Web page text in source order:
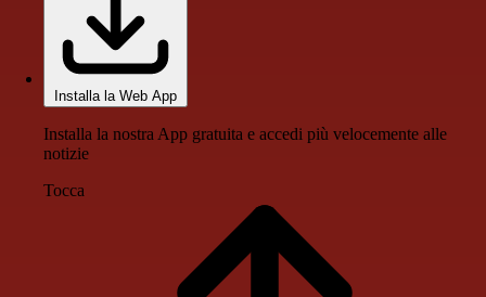
Installa la Web App
Installa la nostra App gratuita e accedi più velocemente alle
notizie
Tocca